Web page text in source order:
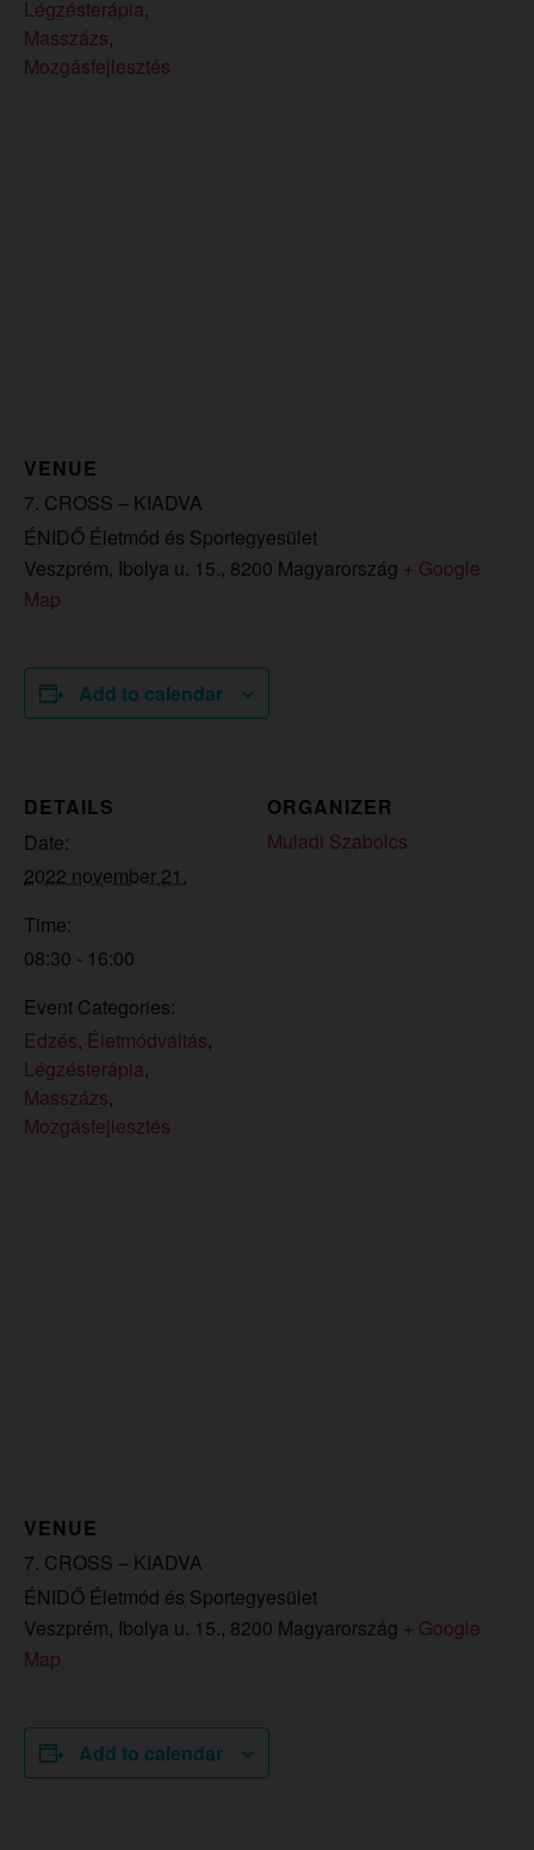
Légzésterápia,
Masszázs,
Mozgásfejlesztés
VENUE
7. CROSS – KIADVA
ÉNIDŐ Életmód és Sportegyesület
Veszprém, Ibolya u. 15., 8200 Magyarország + Google
Map
Add to calendar
DETAILS
Date:
2022 november 21.
Time:
08:30 - 16:00
Event Categories:
Edzés, Életmódváltás,
Légzésterápia,
Masszázs,
Mozgásfejlesztés
ORGANIZER
Muladi Szabolcs
VENUE
7. CROSS – KIADVA
ÉNIDŐ Életmód és Sportegyesület
Veszprém, Ibolya u. 15., 8200 Magyarország + Google
Map
Add to calendar